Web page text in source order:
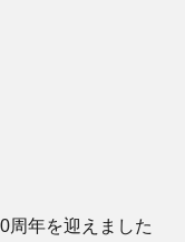
周年を迎えました